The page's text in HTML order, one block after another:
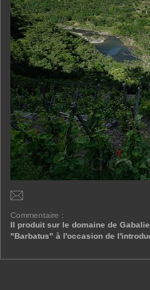
Commentaire :
Il produit sur le domaine de
"Barbatus" à l'occasion de